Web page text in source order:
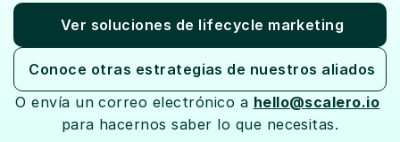
Ver soluciones de lifecycle marketing
Conoce otras estrategias de nuestros aliados
O envía un correo electrónico a hello@scalero.io
para hacernos saber lo que necesitas.